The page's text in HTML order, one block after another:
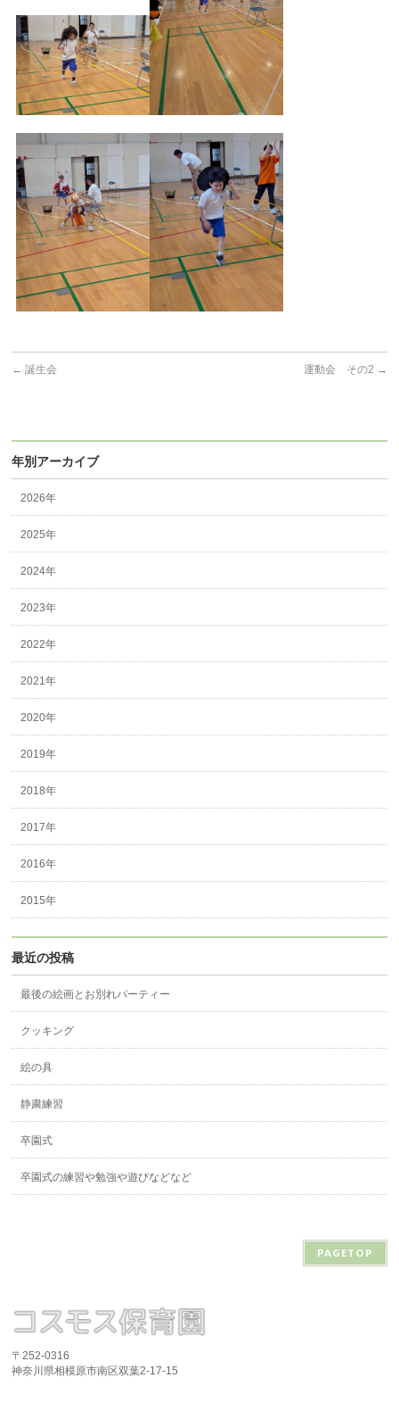
← 誕生会 運動会 その2 →
年別アーカイブ
2026年
2025年
2024年
2023年
2022年
2021年
2020年
2019年
2018年
2017年
2016年
2015年
最近の投稿
最後の絵画とお別れパーティー
クッキング
絵の具
静粛練習
卒園式
卒園式の練習や勉強や遊びなどなど
PAGETOP
〒252-0316
神奈川県相模原市南区双葉2-17-15